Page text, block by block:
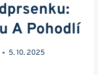
A Pohodlí
5. 10. 2025